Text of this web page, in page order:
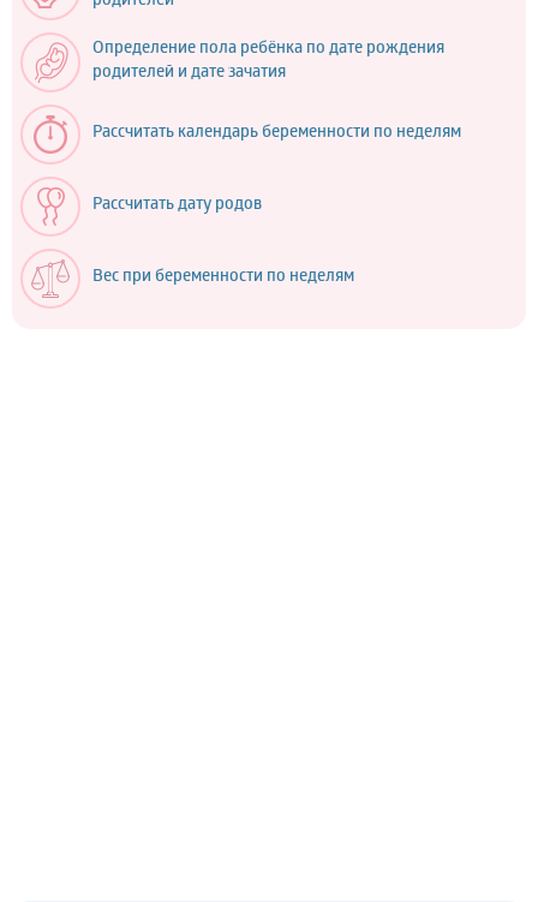
Определение пола ребёнка по дате рождения
родителей и дате зачатия
Рассчитать календарь беременности по неделям
Рассчитать дату родов
Вес при беременности по неделям